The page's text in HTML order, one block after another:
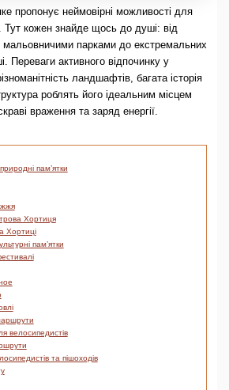
пропонує неймовірні можливості для
Тут кожен знайде щось до душі: від
мальовничими парками до екстремальних
Переваги активного відпочинку у
ландшафтів, багата історія
роблять його ідеальним місцем
враження та заряд енергії.
пам’ятки
Хортиця
Хортиці
пам’ятки
велосипедистів
та пішоходів